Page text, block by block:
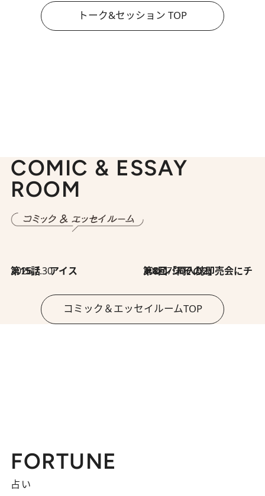
トーク&セッション TOP
COMIC & ESSAY
ROOM
2026.7.30
第15話 アイス 2026.7.30
第8回「同人誌即売会にチャレンジ その2」
コミック＆エッセイルームTOP
FORTUNE
占い